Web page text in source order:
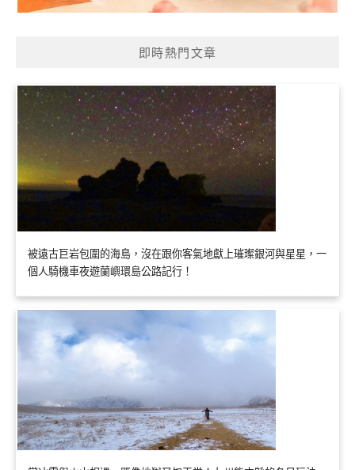
即時熱門文章
被遠古巨岩包圍的海島，沒在跟你客氣地獻上璀璨銀河與星星，一
個人騎機車夜遊蘭嶼環島公路記行！